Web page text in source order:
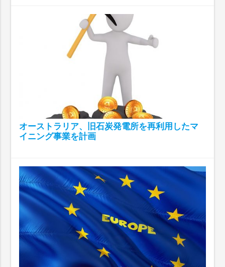
オーストラリア、旧石炭発電所を再利用したマ
イニング事業を計画